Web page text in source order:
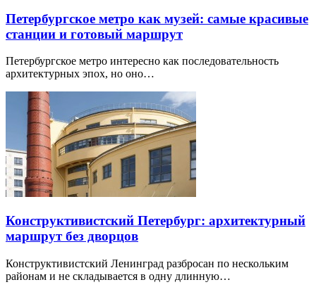
Петербургское метро как музей: самые красивые
станции и готовый маршрут
Петербургское метро интересно как последовательность
архитектурных эпох, но оно…
Конструктивистский Петербург: архитектурный
маршрут без дворцов
Конструктивистский Ленинград разбросан по нескольким
районам и не складывается в одну длинную…